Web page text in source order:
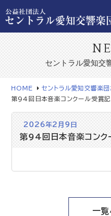
セントラル愛知交
HOME
セントラル愛知交響楽
第94回日本音楽コンクール受賞
2026年2月9日
第94回日本音楽コンク
一覧